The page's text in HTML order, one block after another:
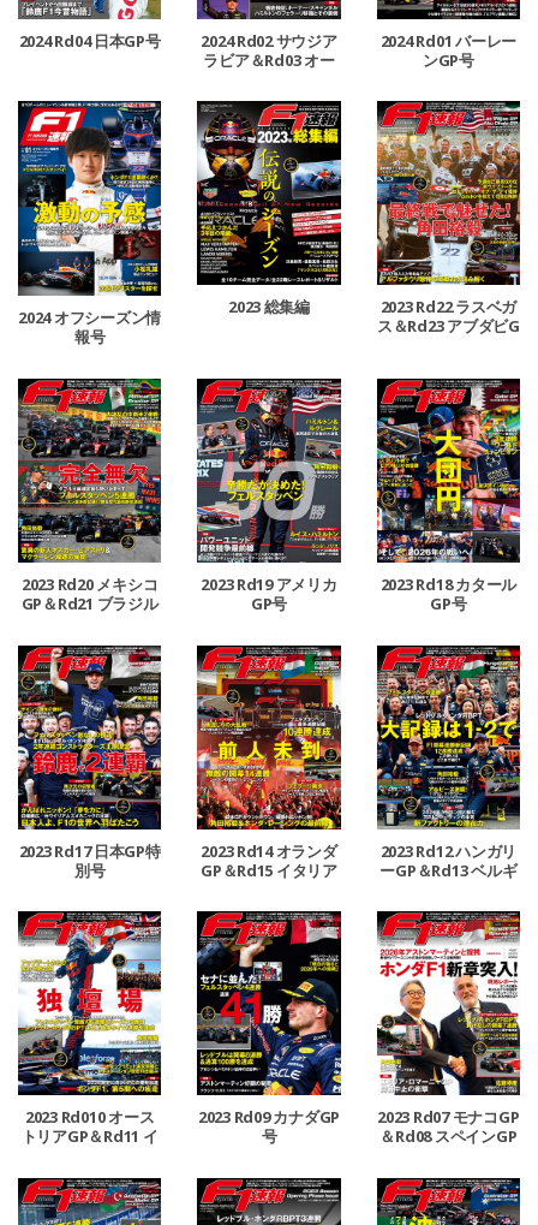
2024 Rd04 日本GP号
2024 Rd02 サウジア
ラビア＆Rd03 オー
2024 Rd01 バーレー
ンGP号
2024 オフシーズン情
報号
2023 総集編
2023 Rd22 ラスベガ
ス＆Rd23 アブダビG
2023 Rd20 メキシコ
GP＆Rd21 ブラジル
2023 Rd19 アメリカ
GP号
2023 Rd18 カタール
GP号
2023 Rd17 日本GP特
別号
2023 Rd14 オランダ
GP＆Rd15 イタリア
2023 Rd12 ハンガリ
ーGP＆Rd13 ベルギ
2023 Rd010 オース
トリアGP＆Rd11 イ
2023 Rd09 カナダGP
号
2023 Rd07 モナコGP
＆Rd08 スペインGP